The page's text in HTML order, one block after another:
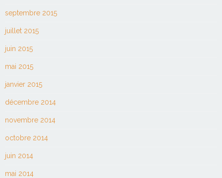
septembre 2015
juillet 2015
juin 2015
mai 2015
janvier 2015
décembre 2014
novembre 2014
octobre 2014
juin 2014
mai 2014